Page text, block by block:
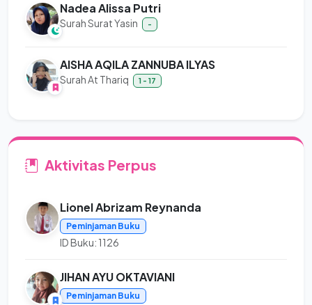
Nadea Alissa Putri
Surah Surat Yasin -
AISHA AQILA ZANNUBA ILYAS
Surah At Thariq 1 - 17
Aktivitas Perpus
Lionel Abrizam Reynanda
Peminjaman Buku
ID Buku: 1126
JIHAN AYU OKTAVIANI
Peminjaman Buku